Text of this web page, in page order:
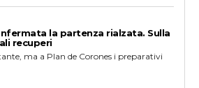
la partenza rialzata. Sulla
recuperi
ma a Plan de Corones i preparativi